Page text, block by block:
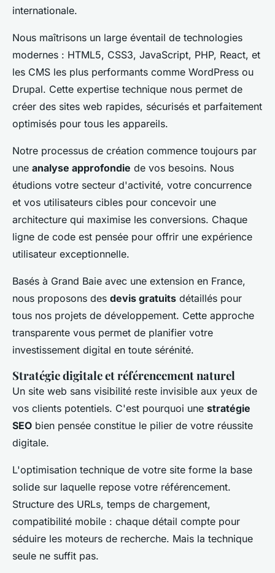
internationale.
Nous maîtrisons un large éventail de technologies
modernes : HTML5, CSS3, JavaScript, PHP, React, et
les CMS les plus performants comme WordPress ou
Drupal. Cette expertise technique nous permet de
créer des sites web rapides, sécurisés et parfaitement
optimisés pour tous les appareils.
Notre processus de création commence toujours par
une analyse approfondie de vos besoins. Nous
étudions votre secteur d'activité, votre concurrence
et vos utilisateurs cibles pour concevoir une
architecture qui maximise les conversions. Chaque
ligne de code est pensée pour offrir une expérience
utilisateur exceptionnelle.
Basés à Grand Baie avec une extension en France,
nous proposons des devis gratuits détaillés pour
tous nos projets de développement. Cette approche
transparente vous permet de planifier votre
investissement digital en toute sérénité.
Stratégie digitale et référencement naturel
Un site web sans visibilité reste invisible aux yeux de
vos clients potentiels. C'est pourquoi une stratégie
SEO bien pensée constitue le pilier de votre réussite
digitale.
L'optimisation technique de votre site forme la base
solide sur laquelle repose votre référencement.
Structure des URLs, temps de chargement,
compatibilité mobile : chaque détail compte pour
séduire les moteurs de recherche. Mais la technique
seule ne suffit pas.